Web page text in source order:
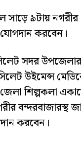
৯টায় নগরীর
করবেন।
সদর
উইমেন্স
জেলা শিল্পকলা
বন্দরবাজারস্থ
করবেন।